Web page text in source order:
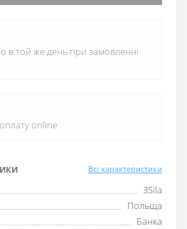
Всі характеристики
3Sila
Польща
Банка
в той же день при замовленні
online